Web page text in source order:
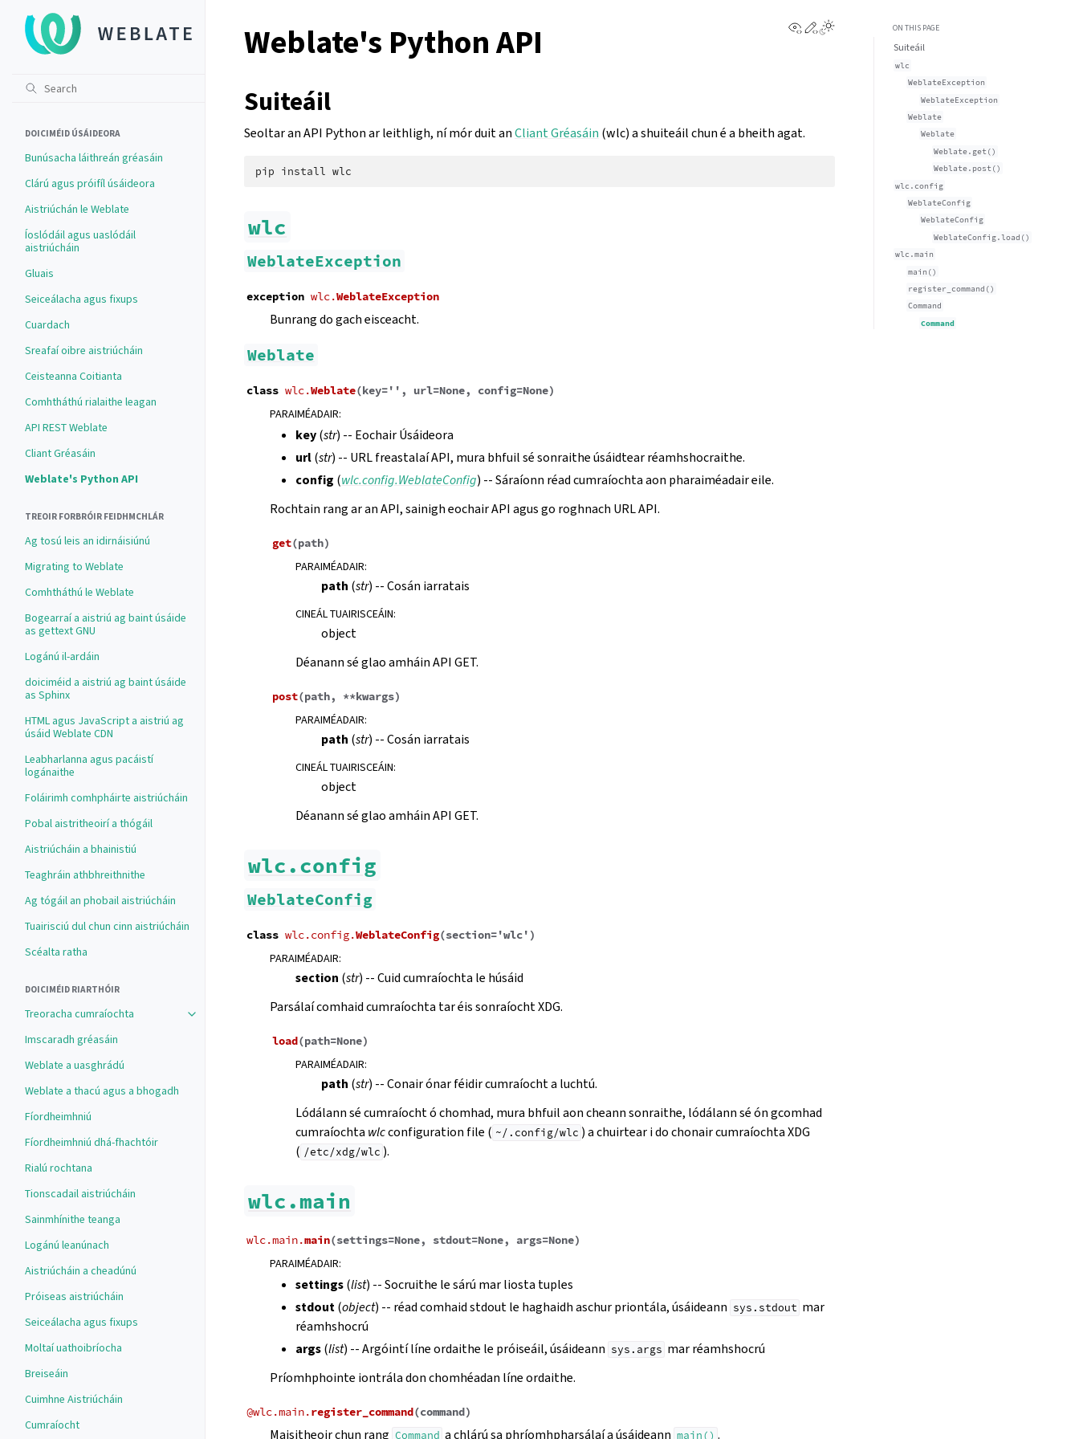
DOICIMÉID ÚSÁIDEORA
Bunúsacha láithreán gréasáin
Clárú agus próifíl úsáideora
Aistriúchán le Weblate
Íoslódáil agus uaslódáil
aistriúcháin
Gluais
Seiceálacha agus fixups
Cuardach
Sreafaí oibre aistriúcháin
Ceisteanna Coitianta
Comhtháthú rialaithe leagan
API REST Weblate
Cliant Gréasáin
Weblate's Python API
TREOIR FORBRÓIR FEIDHMCHLÁR
Ag tosú leis an idirnáisiúnú
Migrating to Weblate
Comhtháthú le Weblate
Bogearraí a aistriú ag baint úsáide
as gettext GNU
Logánú il-ardáin
doiciméid a aistriú ag baint úsáide
as Sphinx
HTML agus JavaScript a aistriú ag
úsáid Weblate CDN
Leabharlanna agus pacáistí
logánaithe
Foláirimh comhpháirte aistriúcháin
Pobal aistritheoirí a thógáil
Aistriúcháin a bhainistiú
Teaghráin athbhreithnithe
Ag tógáil an phobail aistriúcháin
Tuairisciú dul chun cinn aistriúcháin
Scéalta ratha
DOICIMÉID RIARTHÓIR
Treoracha cumraíochta
Imscaradh gréasáin
Weblate a uasghrádú
Weblate a thacú agus a bhogadh
Fíordheimhniú
Fíordheimhniú dhá-fhachtóir
Rialú rochtana
Tionscadail aistriúcháin
Sainmhínithe teanga
Logánú leanúnach
Aistriúcháin a cheadúnú
Próiseas aistriúcháin
Seiceálacha agus fixups
Moltaí uathoibríocha
Breiseáin
Cuimhne Aistriúcháin
Cumraíocht
View this page
Edit this page
Weblate's Python API
Suiteáil
Seoltar an API Python ar leithligh, ní mór duit anCliant Gréasáin (wlc) a shuiteáil chun é a bheith agat.
pip install
wlc
WeblateException
exception wlc.WeblateException
Bunrang do gach eisceacht.
Weblate
class wlc.Weblate(key='' , url=None, config=None)
PARAIMÉADAIR:
key(str) -- Eochair Úsáideora
url(str) -- URL freastalaí API, mura bhfuil sé sonraithe úsáidtear réamhshocraithe.
config (wlc.config.WeblateConfig) -- Sáraíonn réad cumraíochta aon pharaiméadair eile.
Rochtain rang ar an API, sainigh eochair API agus go roghnach URL API.
get(path)
PARAIMÉADAIR:
path (str) -- Cosán iarratais
CINEÁL TUAIRISCEÁIN:
object
Déanann sé glao amháin API GET.
post(path, **kwargs)
PARAIMÉADAIR:
path (str) -- Cosán iarratais
CINEÁL TUAIRISCEÁIN:
object
Déanann sé glao amháin API GET.
wlc.config
WeblateConfig
class wlc.config.WeblateConfig(section='wlc' )
PARAIMÉADAIR:
section (str) -- Cuid cumraíochta le húsáid
Parsálaí comhaid cumraíochta tar éis sonraíocht XDG.
load(path=None)
PARAIMÉADAIR:
path (str) -- Conair ónar féidir cumraíocht a luchtú.
Lódálann sé cumraíocht ó chomhad, mura bhfuil aon cheann sonraithe, lódálann sé ón gcomhad
cumraíochta wlcconfiguration file ( ~/.config/wlc ) a chuirtear i do chonair cumraíochta XDG
( /etc/xdg/wlc ).
wlc.main
wlc.main.main(settings=None, stdout=None, args=None)
PARAIMÉADAIR:
settings(list) -- Socruithe le sárú mar liosta tuples
stdout(object) -- réad comhaid stdout le haghaidh aschur priontála, úsáideann sys.stdout mar
réamhshocrú
args(list) -- Argóintí líne ordaithe le próiseáil, úsáideann sys.args mar réamhshocrú
Príomhphointe iontrála don chomhéadan líne ordaithe.
@wlc.main.register_command(command)
Maisitheoir chun rang Command a chlárú sa phríomhpharsálaí a úsáideann main() .
ON THIS PAGE
Suiteáil
wlc
WeblateException
WeblateException
Weblate
Weblate
Weblate.get()
Weblate.post()
wlc.config
WeblateConfig
WeblateConfig
WeblateConfig.load()
wlc.main
main()
register_command()
Command
Command